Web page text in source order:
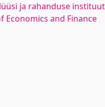
ja rahanduse instituut
Economics and Finance